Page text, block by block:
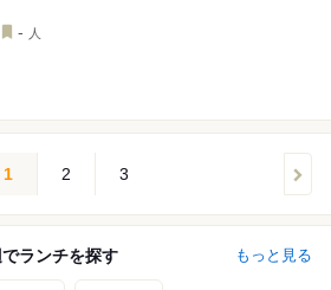
- 人
1 2 3
ランチを探す もっと見る